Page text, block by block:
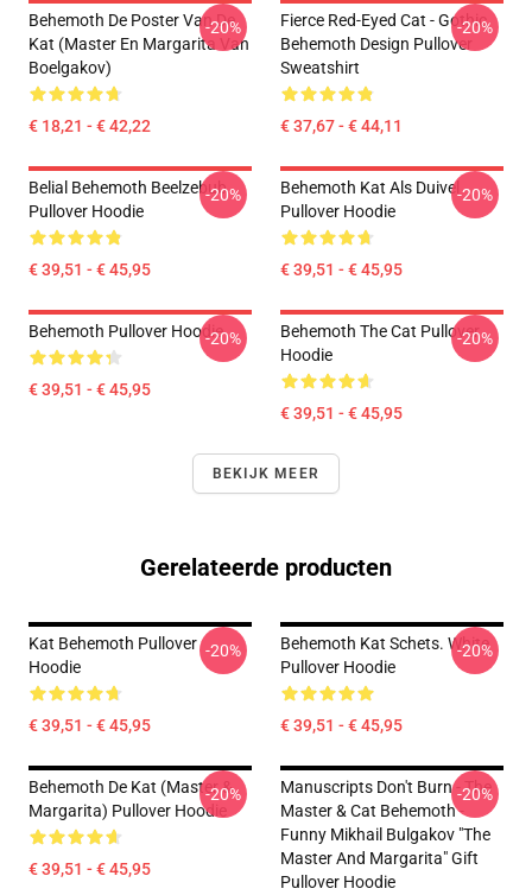
Behemoth De Poster Van De
Kat (Master En Margarita Van
Boelgakov)
€ 18,21 - € 42,22
-20%
Fierce Red-Eyed Cat - Gothic
Behemoth Design Pullover
Sweatshirt
€ 37,67 - € 44,11
-20%
Belial Behemoth Beelzebub
Pullover Hoodie
€ 39,51 - € 45,95
-20%
Behemoth Kat Als Duivel
Pullover Hoodie
€ 39,51 - € 45,95
-20%
Behemoth Pullover Hoodie
€ 39,51 - € 45,95
-20%
Behemoth The Cat Pullover
Hoodie
€ 39,51 - € 45,95
-20%
BEKIJK MEER
Gerelateerde producten
Kat Behemoth Pullover
Hoodie
€ 39,51 - € 45,95
-20%
Behemoth Kat Schets. White
Pullover Hoodie
€ 39,51 - € 45,95
-20%
Behemoth De Kat (Master &
Margarita) Pullover Hoodie
€ 39,51 - € 45,95
-20%
Manuscripts Don't Burn - The
Master & Cat Behemoth -
Funny Mikhail Bulgakov "The
Master And Margarita" Gift
Pullover Hoodie
-20%